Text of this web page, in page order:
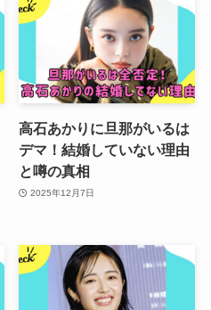
高石あかりに旦那がいるは
デマ！結婚していない理由
と噂の真相
2025年12月7日